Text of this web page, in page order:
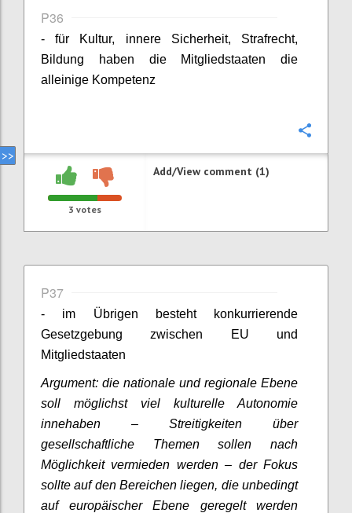
P36
- für Kultur, innere Sicherheit, Strafrecht,
Bildung haben die Mitgliedstaaten die
alleinige Kompetenz
3 votes
Add/View comment (1)
P37
- im Übrigen besteht konkurrierende
Gesetzgebung zwischen EU und
Mitgliedstaaten
Argument: die nationale und regionale Ebene
soll möglichst viel kulturelle Autonomie
innehaben – Streitigkeiten über
gesellschaftliche Themen sollen nach
Möglichkeit vermieden werden – der Fokus
sollte auf den Bereichen liegen, die unbedingt
auf europäischer Ebene geregelt werden